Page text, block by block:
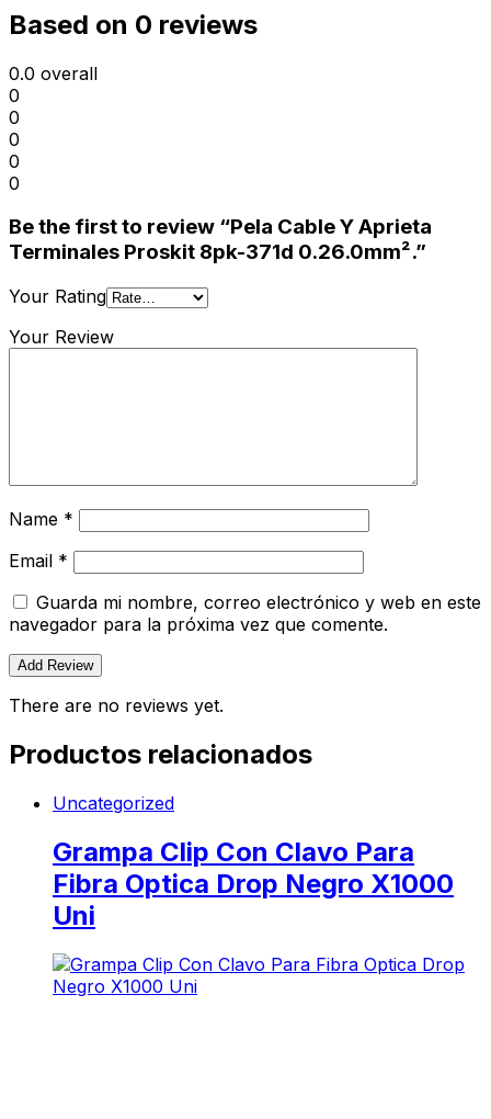
Based on 0 reviews
0.0 overall
0
0
0
0
0
Be the first to review “Pela Cable Y Aprieta
Terminales Proskit 8pk-371d 0.26.0mm².”
Your Rating
Your Review
Name *
Email *
Guarda mi nombre, correo electrónico y web en este
navegador para la próxima vez que comente.
There are no reviews yet.
Productos relacionados
Uncategorized
Grampa Clip Con Clavo Para
Fibra Optica Drop Negro X1000
Uni